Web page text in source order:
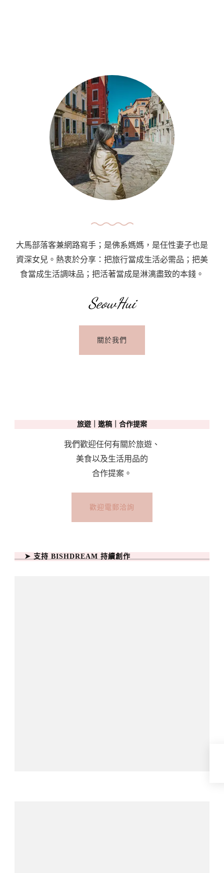
大馬部落客兼網路寫手；是佛系媽媽，是任性妻子也是
資深女兒。熱衷於分享：把旅行當成生活必需品；把美
食當成生活調味品；把活著當成是淋漓盡致的本錢。
SeowHui
關於我們
旅遊｜邀稿｜合作提案
我們歡迎任何有關於旅遊、
美食以及生活用品的
合作提案。
歡迎電郵洽詢
➤ 支持 BISHDREAM 持續創作